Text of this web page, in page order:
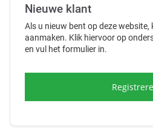
Nieuwe klant
Als u nieuw bent op deze
aanmaken. Klik hiervoor op
en vul het formulier in.